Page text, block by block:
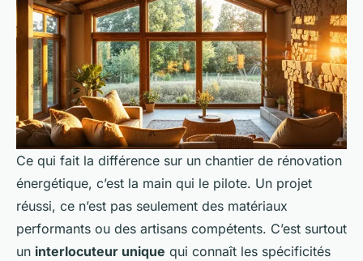
Ce qui fait la différence sur un chantier de rénovation
énergétique, c’est la main qui le pilote. Un projet
réussi, ce n’est pas seulement des matériaux
performants ou des artisans compétents. C’est surtout
un interlocuteur unique qui connaît les spécificités